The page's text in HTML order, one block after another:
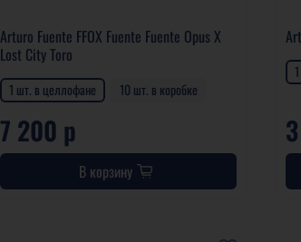
Arturo Fuente FFOX Fuente Fuente Opus X
Lost City Toro
1 шт. в целлофане 10 шт. в коробке
7 200 р
В корзину